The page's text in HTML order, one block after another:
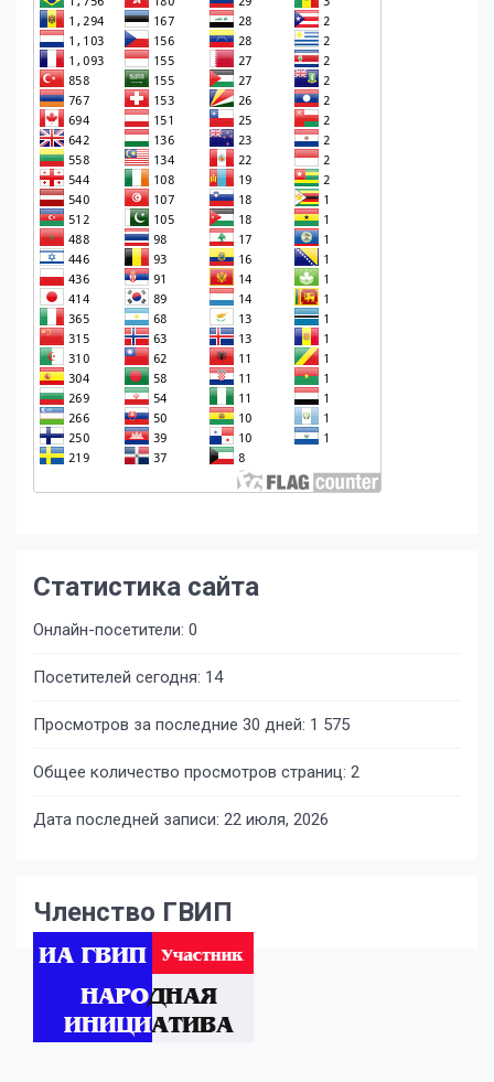
Статистика сайта
Онлайн-посетители: 0
Посетителей сегодня: 14
Просмотров за последние 30 дней: 1 575
Общее количество просмотров страниц: 2
Дата последней записи: 22 июля, 2026
Членство ГВИП